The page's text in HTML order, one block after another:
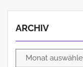
ARCHIV
Archiv